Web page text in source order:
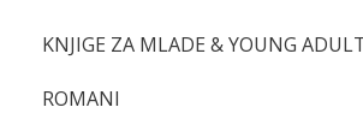
KNJIGE ZA MLADE & YOUNG
ROMANI